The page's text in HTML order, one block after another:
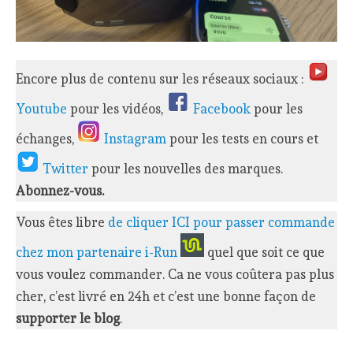
Encore plus de contenu sur les réseaux sociaux :
Youtube pour les vidéos, Facebookpour les
échanges,
Instagrampour les tests en cours et
Twitterpour les nouvelles des marques.
Abonnez-vous.
Vous êtes libre de cliquer ICI pour passer commande
chez mon partenaire i-Run
quel que soit ce que
vous voulez commander. Ca ne vous coûtera pas plus
cher, c’est livré en 24h et c’est une bonne façon de
supporter le blog.